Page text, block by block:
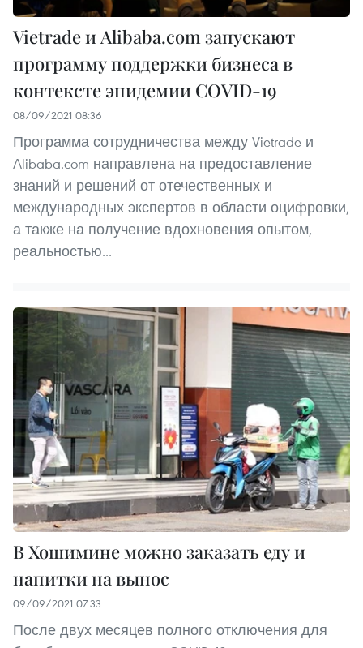
Vietrade и Alibaba.com запускают
программу поддержки бизнеса в
контексте эпидемии COVID-19
08/09/2021 08:36
Программа сотрудничества между Vietrade и
Alibaba.com направлена на предоставление
знаний и решений от отечественных и
международных экспертов в области оцифровки,
а также на получение вдохновения опытом,
реальностью...
В Хошимине можно заказать еду и
напитки на вынос
09/09/2021 07:33
После двух месяцев полного отключения для